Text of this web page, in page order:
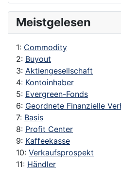
Meistgelesen
1: Commodity
2: Buyout
3: Aktiengesellschaft
4: Kontoinhaber
5: Evergreen-Fonds
6: Geordnete Finanzielle
7: Basis
8: Profit Center
9: Kaffeekasse
10: Verkaufsprospekt
11: Händler